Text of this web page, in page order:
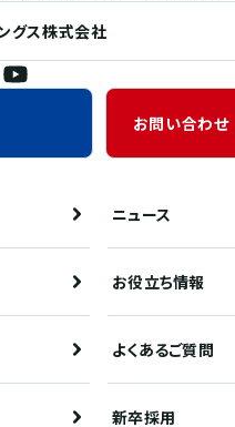
グス株式会社
お問い合わせ
ニュース
お役立ち情報
よくあるご質問
新卒採用